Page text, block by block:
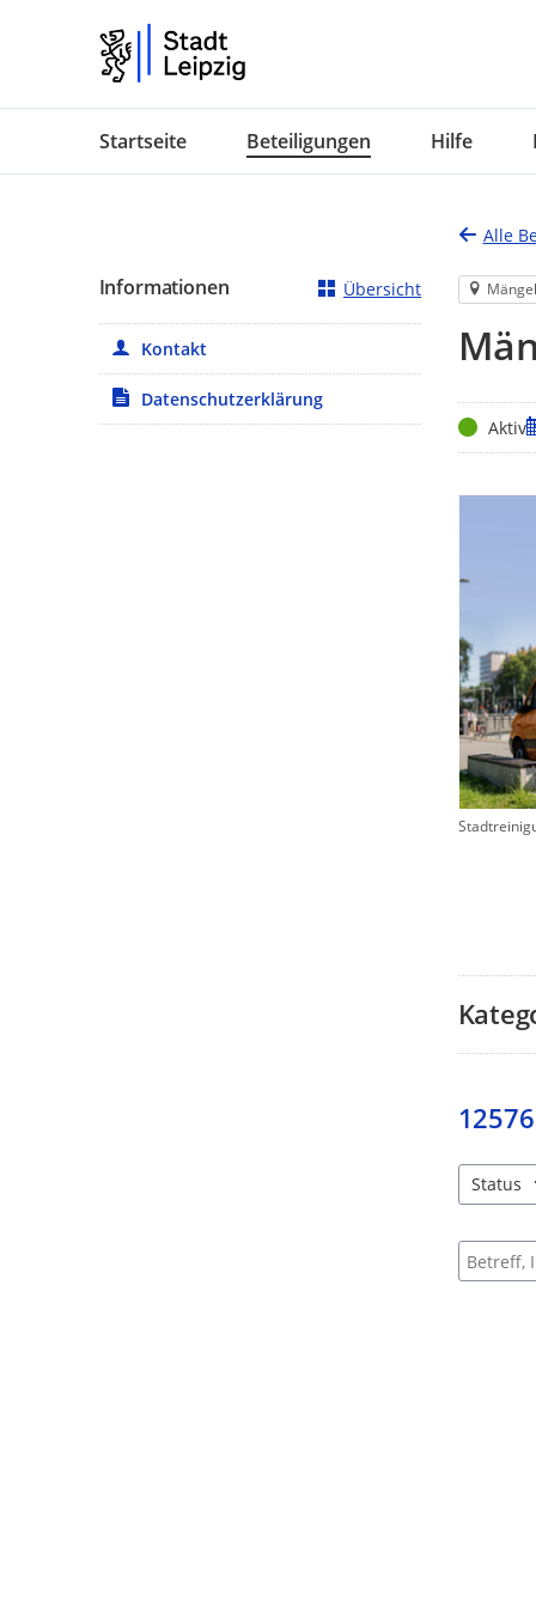
Startseite Beteiligungen Hilfe
Alle
StatusAktiv
12576
Status
Suche
Informationen Übersicht
Kontakt
Datenschutzerklärung